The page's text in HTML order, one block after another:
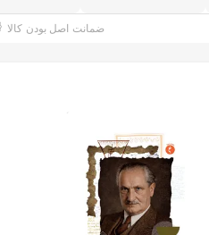
ضمانت اصل بودن کالا